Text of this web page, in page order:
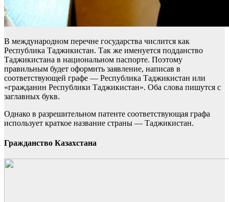
В международном перечне государства числится как
Республика Таджикистан. Так же именуется подданство
Таджикистана в национальном паспорте. Поэтому
правильным будет оформить заявление, написав в
соответствующей графе — Республика Таджикистан или
«гражданин Республики Таджикистан». Оба слова пишутся с
заглавных букв.
Однако в разрешительном патенте соответствующая графа
использует краткое название страны — Таджикистан.
Гражданство Казахстана